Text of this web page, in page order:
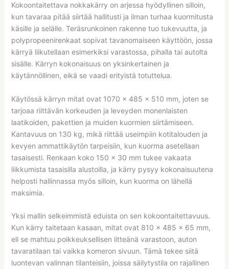
Kokoontaitettava nokkakärry on arjessa hyödyllinen silloin,
kun tavaraa pitää siirtää hallitusti ja ilman turhaa kuormitusta
käsille ja selälle. Teräsrunkoinen rakenne tuo tukevuutta, ja
polypropeenirenkaat sopivat tavanomaiseen käyttöön, jossa
kärryä liikutellaan esimerkiksi varastossa, pihalla tai autolta
sisälle. Kärryn kokonaisuus on yksinkertainen ja
käytännöllinen, eikä se vaadi erityistä totuttelua.
Käytössä kärryn mitat ovat 1070 × 485 × 510 mm, joten se
tarjoaa riittävän korkeuden ja leveyden monenlaisten
laatikoiden, pakettien ja muiden kuormien siirtämiseen.
Kantavuus on 130 kg, mikä riittää useimpiin kotitalouden ja
kevyen ammattikäytön tarpeisiin, kun kuorma asetellaan
tasaisesti. Renkaan koko 150 × 30 mm tukee vakaata
liikkumista tasaisilla alustoilla, ja kärry pysyy kokonaisuutena
helposti hallinnassa myös silloin, kun kuorma on lähellä
maksimia.
Yksi mallin selkeimmistä eduista on sen kokoontaitettavuus.
Kun kärry taitetaan kasaan, mitat ovat 810 × 485 × 65 mm,
eli se mahtuu poikkeuksellisen litteänä varastoon, auton
tavaratilaan tai vaikka komeron sivuun. Tämä tekee siitä
luontevan valinnan tilanteisiin, joissa säilytystila on rajallinen